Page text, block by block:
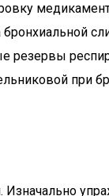
резервы
при
Изначально